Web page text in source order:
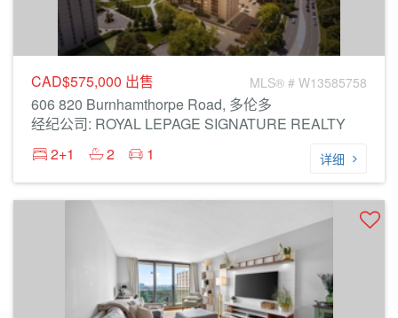
CAD$575,000 出售 MLS® # W13585758
606 820 Burnhamthorpe Road, 多伦多
经纪公司: ROYAL LEPAGE SIGNATURE REALTY
2+1
2 1 详细